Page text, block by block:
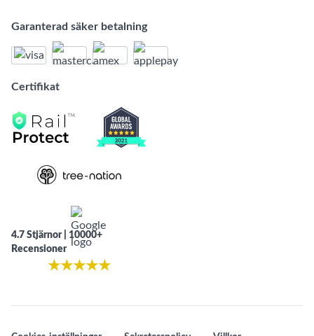
Garanterad säker betalning
Certifikat
4.7 Stjärnor | 10000+
Recensioner
★★★★★